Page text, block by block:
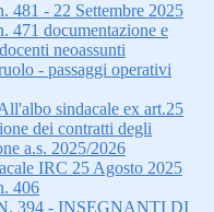
- 22 Settembre 2025
documentazione e
neoassunti
- passaggi operativi
sindacale ex art.25
dei contratti degli
a.s. 2025/2026
IRC 25 Agosto 2025
406
394 - INSEGNANTI DI